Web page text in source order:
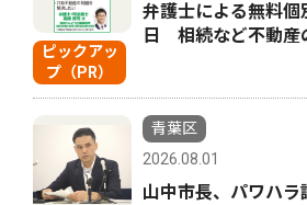
ピックアッ
プ（PR）
弁護士による無料
日 相続など不動産
青葉区
2026.08.01
山中市長、パワハ